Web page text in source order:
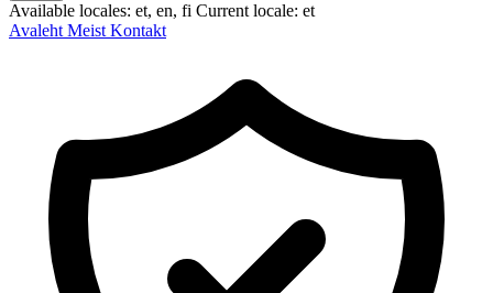
Available locales: et, en, fi Current locale: et
Avaleht Meist Kontakt